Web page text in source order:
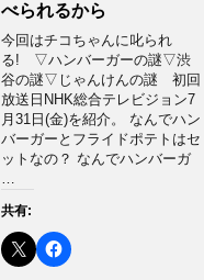
べられるから
今回はチコちゃんに叱られ
る! ▽ハンバーガーの謎▽渋
谷の謎▽じゃんけんの謎 初回
放送日NHK総合テレビジョン7
月31日(金)を紹介。 なんでハン
バーガーとフライドポテトはセ
ットなの？ なんでハンバーガ
…
共有: